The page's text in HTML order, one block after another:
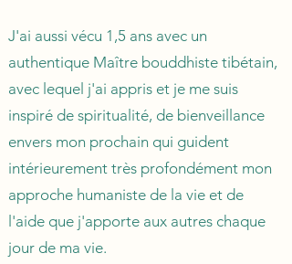
J'ai aussi vécu 1,5 ans avec un
authentique Maître bouddhiste tibétain,
avec lequel j'ai appris et je me suis
inspiré de spiritualité, de bienveillance
envers mon prochain qui guident
intérieurement très profondément mon
approche humaniste de la vie et de
l'aide que j'apporte aux autres chaque
jour de ma vie.